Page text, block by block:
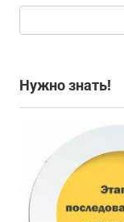
Нужно знать!